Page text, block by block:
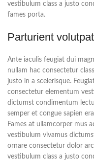
vestibulum class a justo
fames porta.
Parturient
Ante iaculis feugiat dui
nullam hac consectetur
justo in a scelerisque.
consectetur elementum
dictumst condimentum
semper et congue sapien
Fames at ullamcorper mus
vestibulum vivamus
ornare consectetur dolor
vestibulum class a justo